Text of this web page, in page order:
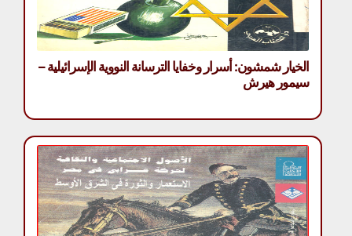
الخيار شمشون: أسرار وخفايا الترسانة النووية الإسرائيلية –
سيمور هيرش